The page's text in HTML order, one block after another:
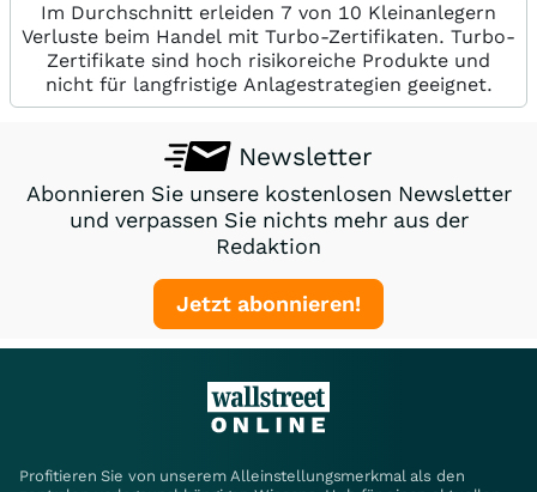
Im Durchschnitt erleiden 7 von 10 Kleinanlegern
Verluste beim Handel mit Turbo-Zertifikaten. Turbo-
Zertifikate sind hoch risikoreiche Produkte und
nicht für langfristige Anlagestrategien geeignet.
Newsletter
Abonnieren Sie unsere kostenlosen Newsletter
und verpassen Sie nichts mehr aus der
Redaktion
Jetzt abonnieren!
Profitieren Sie von unserem Alleinstellungsmerkmal als den